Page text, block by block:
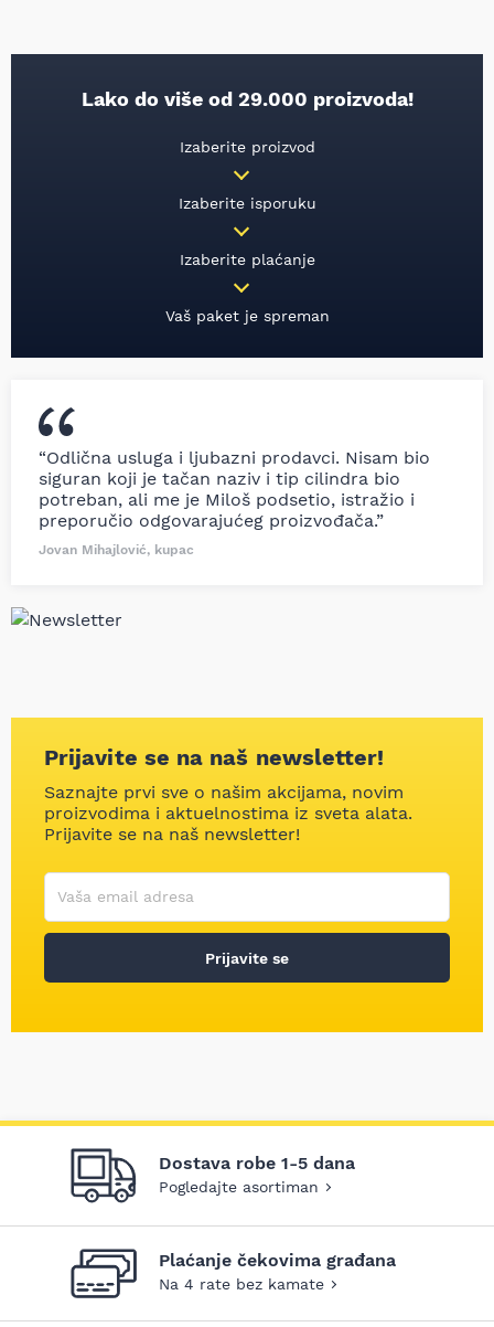
Lako do više od 29.000 proizvoda!
Izaberite proizvod
Izaberite isporuku
Izaberite plaćanje
Vaš paket je spreman
“Odlična usluga i ljubazni prodavci. Nisam bio
siguran koji je tačan naziv i tip cilindra bio
potreban, ali me je Miloš podsetio, istražio i
preporučio odgovarajućeg proizvođača.”
Jovan Mihajlović, kupac
Prijavite se na naš newsletter!
Saznajte prvi sve o našim akcijama, novim
proizvodima i aktuelnostima iz sveta alata.
Prijavite se na naš newsletter!
Korisničko ime
Vaša email adresa
Prijavite se
Dostava robe 1-5 dana
Pogledajte asortiman
Plaćanje čekovima građana
Na 4 rate bez kamate